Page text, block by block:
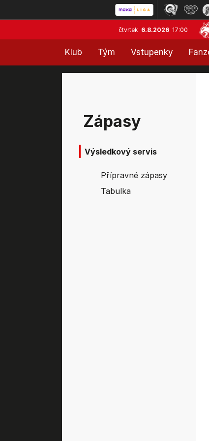
čtvrtek 6.8.2026 17:00
Klub Tým Vstupenky
Zápasy
Výsledkový servis
Přípravné zápasy
Tabulka